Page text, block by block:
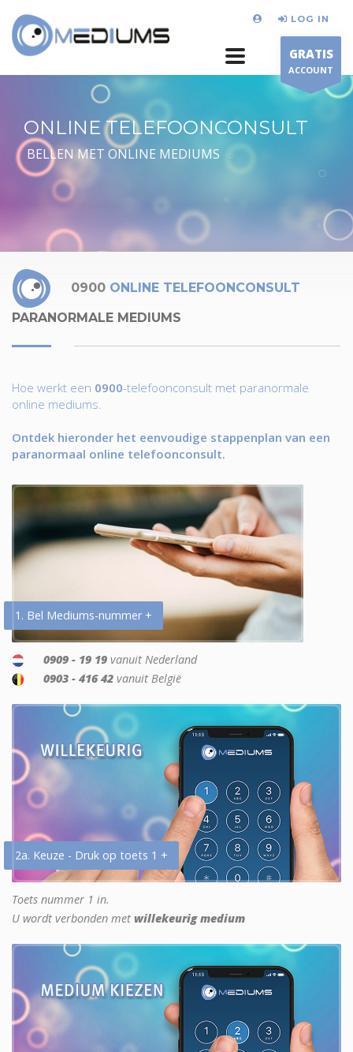
LOG IN
GRATIS
ACCOUNT
ONLINE TELEFOONCONSULT
BELLEN MET ONLINE MEDIUMS
0900 ONLINE TELEFOONCONSULT
PARANORMALE MEDIUMS
Hoe werkt een 0900-telefoonconsult met paranormale
online mediums.
Ontdek hieronder het eenvoudige stappenplan van een
paranormaal online telefoonconsult.
1. Bel Mediums-nummer +
0909 - 19 19 vanuit Nederland
0903 - 416 42 vanuit België
2a. Keuze - Druk op toets 1 +
Toets nummer 1 in.
U wordt verbonden met willekeurig medium